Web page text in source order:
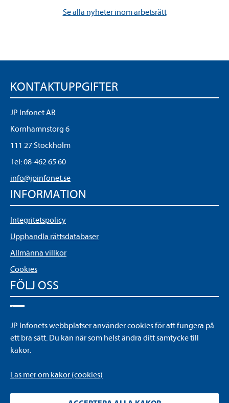
Se alla nyheter inom arbetsrätt
KONTAKTUPPGIFTER
JP Infonet AB
Kornhamnstorg 6
111 27 Stockholm
Tel:08-462 65 60
info@jpinfonet.se
INFORMATION
Integritetspolicy
Upphandla rättsdatabaser
Allmänna villkor
Cookies
FÖLJ OSS
YouTube
JP Infonets webbplatser använder cookies för att fungera på
ett bra sätt. Du kan när som helst ändra ditt samtycke till
kakor.
Läs mer om kakor (cookies)